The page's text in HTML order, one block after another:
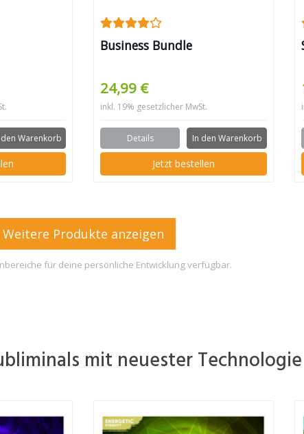
den Warenkorb
Business Bundle
24,99 €
inkl. 19% gesetzlicher MwSt.
Details In den Warenkorb
Jetzt bestellen
Weitere Produkte anzeigen
für deine persönliche Entwicklung verfügbar.
mit neuester Technologie